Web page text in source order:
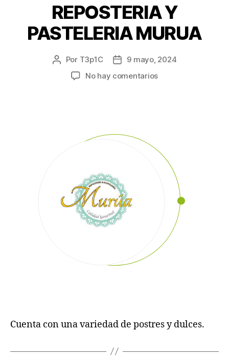
REPOSTERIA Y
PASTELERIA MURUA
Por T3p1C
9 mayo, 2024
No hay comentarios
Cuenta con una variedad de postres y dulces.